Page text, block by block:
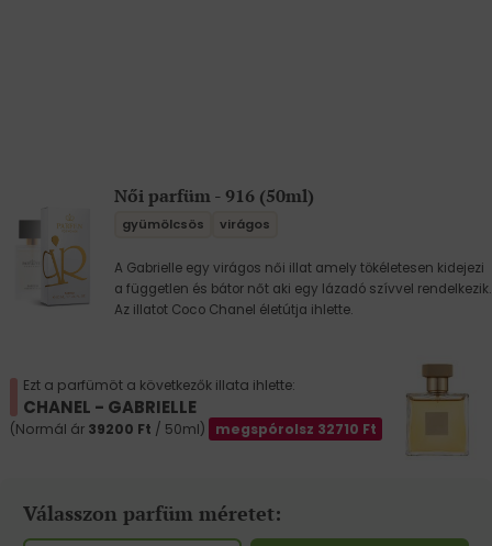
Női parfüm - 916 (50ml)
gyümölcsös virágos
A Gabrielle egy virágos női illat amely tökéletesen kidejezi
a független és bátor nőt aki egy lázadó szívvel rendelkezik.
Az illatot Coco Chanel életútja ihlette.
Ezt a parfümöt a következők illata ihlette:
CHANEL - GABRIELLE
(Normál ár 39200 Ft / 50ml) megspórolsz 32710 Ft
Válasszon parfüm méretet: